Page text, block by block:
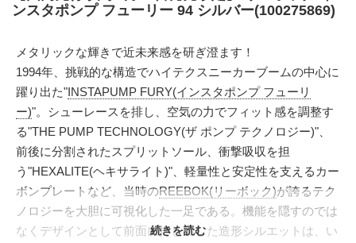
ンスタポンプ フューリー 94 シルバー(100275869)
メタリックな輝きで近未来感を研ぎ澄ます！
1994年、挑戦的な構造でハイテクスニーカーブームの中心に
躍り出た"INSTAPUMP FURY(インスタポンプ フューリ
ー)"。シューレースを排し、空気の力でフィット感を調整す
る"THE PUMP TECHNOLOGY(ザ ポンプ テクノロジー)"、
前後に分割されたスプリットソール、衝撃吸収を担
う"HEXALITE(ヘキサライト)"、軽量性と安定性を支えるカー
ボンプレートなど、当時のREEBOK(リーボック)が誇るテク
ノロジーを大胆に可視化した一足である。機能を隠すのでは
なくデザインとして前面に押し出した造形シルエットは、い
続きを読む